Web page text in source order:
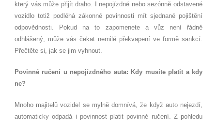
který vás může přijít draho. I nepojízdné nebo sezónně odstavené
vozidlo totiž podléhá zákonné povinnosti mít sjednané pojištění
odpovědnosti. Pokud na to zapomenete a vůz není řádně
odhlášený, může vás čekat nemilé překvapení ve formě sankcí.
Přečtěte si, jak se jim vyhnout.
Povinné ručení u nepojízdného auta: Kdy musíte platit a kdy
ne?
Mnoho majitelů vozidel se mylně domnívá, že když auto nejezdí,
automaticky odpadá i povinnost platit povinné ručení. Z pohledu